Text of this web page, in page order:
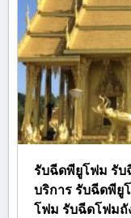
รับฉีดพียูโฟม รับ
บริการ รับฉีดพียู
โฟม รับฉีดโฟมถั